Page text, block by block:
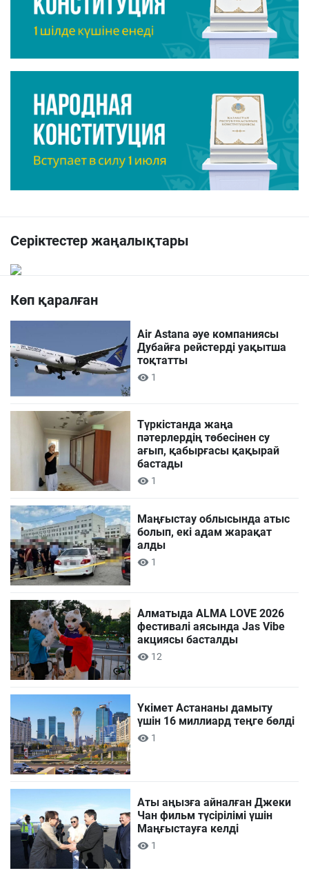
Серіктестер жаңалықтары
Көп қаралған
Air Astana әуе компаниясы
Дубайға рейстерді уақытша
тоқтатты
1
Түркістанда жаңа
пәтерлердің төбесінен су
ағып, қабырғасы қақырай
бастады
1
Маңғыстау облысында атыс
болып, екі адам жарақат
алды
1
Алматыда ALMA LOVE 2026
фестивалі аясында Jas Vibe
акциясы басталды
12
Үкімет Астананы дамыту
үшін 16 миллиард теңге бөлді
1
Аты аңызға айналған Джеки
Чан фильм түсірілімі үшін
Маңғыстауға келді
1